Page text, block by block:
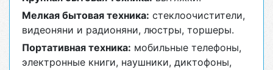
Мелкая бытовая техника: стеклоочистители,
видеоняни и радионяни, люстры, торшеры.
Портативная техника: мобильные телефоны,
электронные книги, наушники, диктофоны,